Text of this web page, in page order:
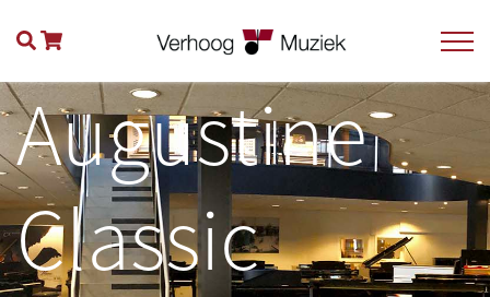
Augustine
Classic